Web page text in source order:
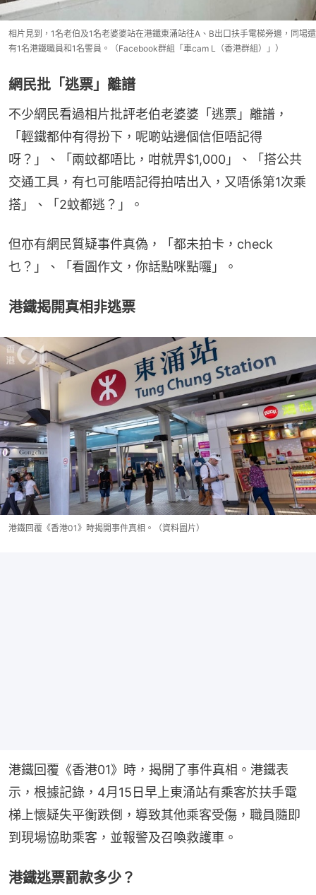
相片見到，1名老伯及1名老婆婆站在港鐵東涌站往A、B出口扶手電梯旁邊，同場還
有1名港鐵職員和1名警員。（Facebook群組「車cam L（香港群組）」）
網民批「逃票」離譜
不少網民看過相片批評老伯老婆婆「逃票」離譜，
「輕鐵都仲有得扮下，呢啲站邊個信佢唔記得
呀？」、「兩蚊都唔比，咁就畀$1,000」、「搭公共
交通工具，有乜可能唔記得拍咭出入，又唔係第1次乘
搭」、「2蚊都逃？」。
但亦有網民質疑事件真偽，「都未拍卡，check
乜？」、「看圖作文，你話點咪點囉」。
港鐵揭開真相非逃票
港鐵回覆《香港01》時揭開事件真相。（資料圖片）
港鐵回覆《香港01》時，揭開了事件真相。港鐵表
示，根據記錄，4月15日早上東涌站有乘客於扶手電
梯上懷疑失平衡跌倒，導致其他乘客受傷，職員隨即
到現場協助乘客，並報警及召喚救護車。
港鐵逃票罰款多少？